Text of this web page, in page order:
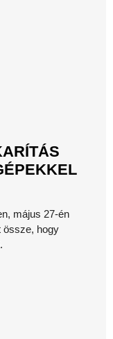
május 27-én
össze, hogy